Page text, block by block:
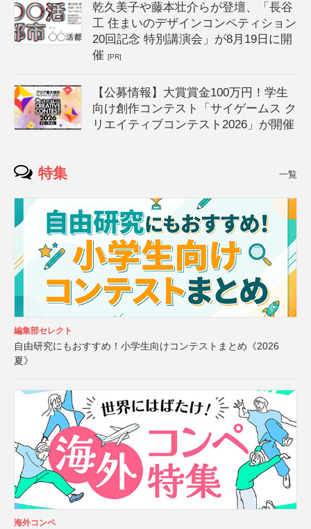
乾久美子や藤本壮介らが登壇、「長谷
工 住まいのデザインコンペティション
20回記念 特別講演会」が8月19日に開
催[PR]
【公募情報】大賞賞金100万円！学生
向け創作コンテスト「サイゲームス ク
リエイティブコンテスト2026」が開催
特集 一覧
編集部セレクト
自由研究にもおすすめ！小学生向けコンテストまとめ《2026
夏》
海外コンペ